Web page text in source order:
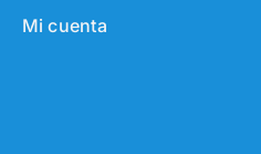
Mi cuenta